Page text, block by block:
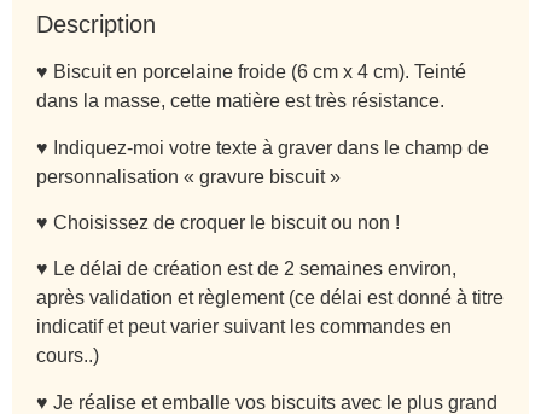
Description
♥ Biscuit en porcelaine froide (6 cm x 4 cm). Teinté
dans la masse, cette matière est très résistance.
♥ Indiquez-moi votre texte à graver dans le champ de
personnalisation « gravure biscuit »
♥ Choisissez de croquer le biscuit ou non !
♥ Le délai de création est de 2 semaines environ,
après validation et règlement (ce délai est donné à titre
indicatif et peut varier suivant les commandes en
cours..)
♥ Je réalise et emballe vos biscuits avec le plus grand